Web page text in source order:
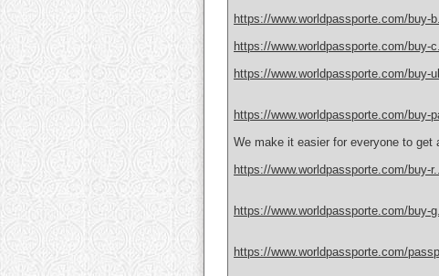
https://www.worldpassporte.com/buy-
https://www.worldpassporte.com/buy-
https://www.worldpassporte.com/buy-
https://www.worldpassporte.com/buy-
We make it easier for everyone to get
https://www.worldpassporte.com/buy-
https://www.worldpassporte.com/buy-
https://www.worldpassporte.com/